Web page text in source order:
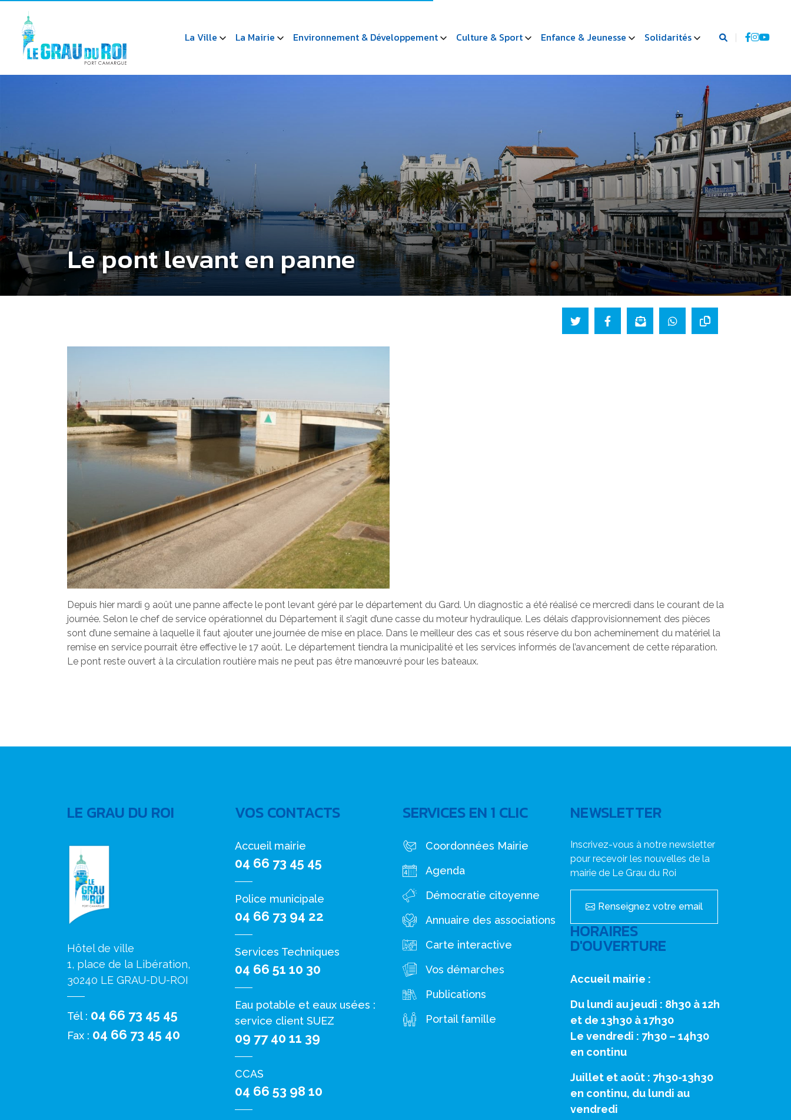
La Ville La Mairie Environnement & Développement Culture & Sport Enfance & Jeunesse Solidarités
Le pont levant en panne
Depuis hier mardi 9 août une panne affecte le pont levant géré par le département du Gard. Un diagnostic a été réalisé ce mercredi dans le courant de la
journée. Selon le chef de service opérationnel du Département il s’agit d’une casse du moteur hydraulique. Les délais d’approvisionnement des pièces
sont d’une semaine à laquelle il faut ajouter une journée de mise en place. Dans le meilleur des cas et sous réserve du bon acheminement du matériel la
remise en service pourrait être effective le 17 août. Le département tiendra la municipalité et les services informés de l’avancement de cette réparation.
Le pont reste ouvert à la circulation routière mais ne peut pas être manœuvré pour les bateaux.
LE GRAU DU ROI
Hôtel de ville
1, place de la Libération,
30240 LE GRAU-DU-ROI
Tél : 04 66 73 45 45
Fax : 04 66 73 45 40
VOS CONTACTS
Accueil mairie
04 66 73 45 45
Police municipale
04 66 73 94 22
Services Techniques
04 66 51 10 30
Eau potable et eaux usées :
service client SUEZ
09 77 40 11 39
CCAS
04 66 53 98 10
SERVICES EN 1 CLIC
Coordonnées Mairie
Agenda
Démocratie citoyenne
Annuaire des associations
Carte interactive
Vos démarches
Publications
Portail famille
NEWSLETTER
Inscrivez-vous à notre newsletter
pour recevoir les nouvelles de la
mairie de Le Grau du Roi
Renseignez votre email
HORAIRES
D'OUVERTURE
Accueil mairie :
Du lundi au jeudi : 8h30 à 12h
et de 13h30 à 17h30
Le vendredi : 7h30 – 14h30
en continu
Juillet et août : 7h30-13h30
en continu, du lundi au
vendredi